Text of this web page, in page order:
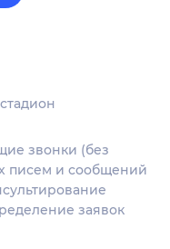
звонки (без
писем и сообщений
заявок